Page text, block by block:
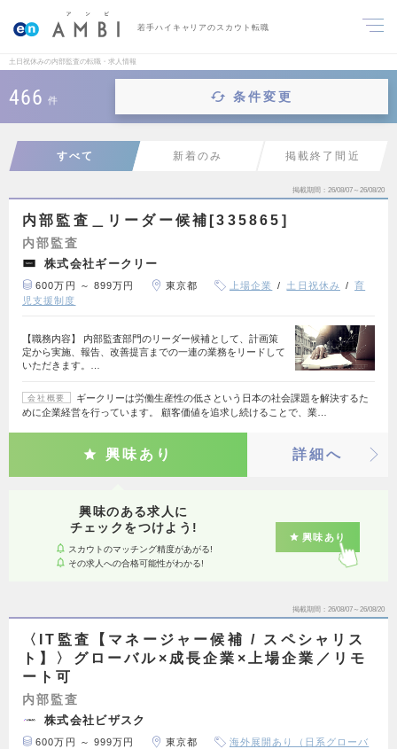
若手ハイキャリアのスカウト転職
土日祝休みの内部監査の転職・求人情報
466 件 条件変更
すべて 新着のみ 掲載終了間近
掲載期間 26/08/07～26/08/20
内部監査＿リーダー候補[335865]
内部監査
株式会社ギークリー
600万円 ～ 899万円 東京都 上場企業 土日祝休み
育
児支援制度
【職務内容】 内部監査部門のリーダー候補として、計画策
定から実施、報告、改善提言までの一連の業務をリードして
いただきます。…
会社概要
ギークリーは労働生産性の低さという日本の社会課題を解決するた
めに企業経営を行っています。 顧客価値を追求し続けることで、業…
興味あり 詳細へ
興味のある求人に
チェックをつけよう!
スカウトのマッチング精度があがる!
その求人への合格可能性がわかる!
興味あり
掲載期間 26/08/07～26/08/20
〈IT監査【マネージャー候補 / スペシャリス
ト】〉グローバル×成長企業×上場企業／リモ
ート可
内部監査
株式会社ビザスク
600万円 ～ 999万円 東京都
海外展開あり（日系グローバ